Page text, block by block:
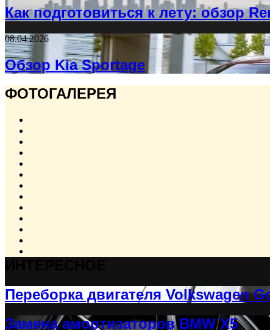
Как подготовиться к лету: обзор
08.04.2026
Обзор Kia Sportage
ФОТОГАЛЕРЕЯ
Переборка двигателя Volkswagen
Замена амортизаторов BMW X5